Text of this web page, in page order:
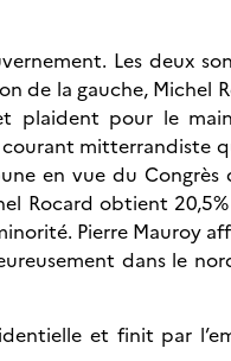
Les deux
de la gauche, Michel
plaident pour le
mitterrandiste
en vue du Congrès
Rocard obtient
Pierre Mauroy
dans le
et finit par